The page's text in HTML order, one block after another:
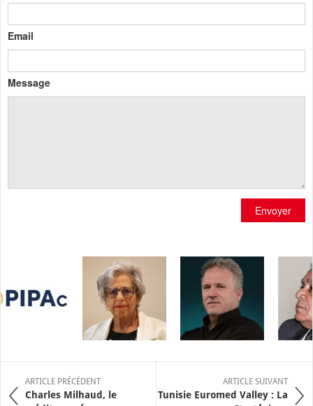
Email
Message
Envoyer
ARTICLE PRÉCÉDENT
Charles Milhaud, le
ARTICLE SUIVANT
Tunisie Euromed Valley : La